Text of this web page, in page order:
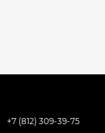
+7 (812) 309-39-75